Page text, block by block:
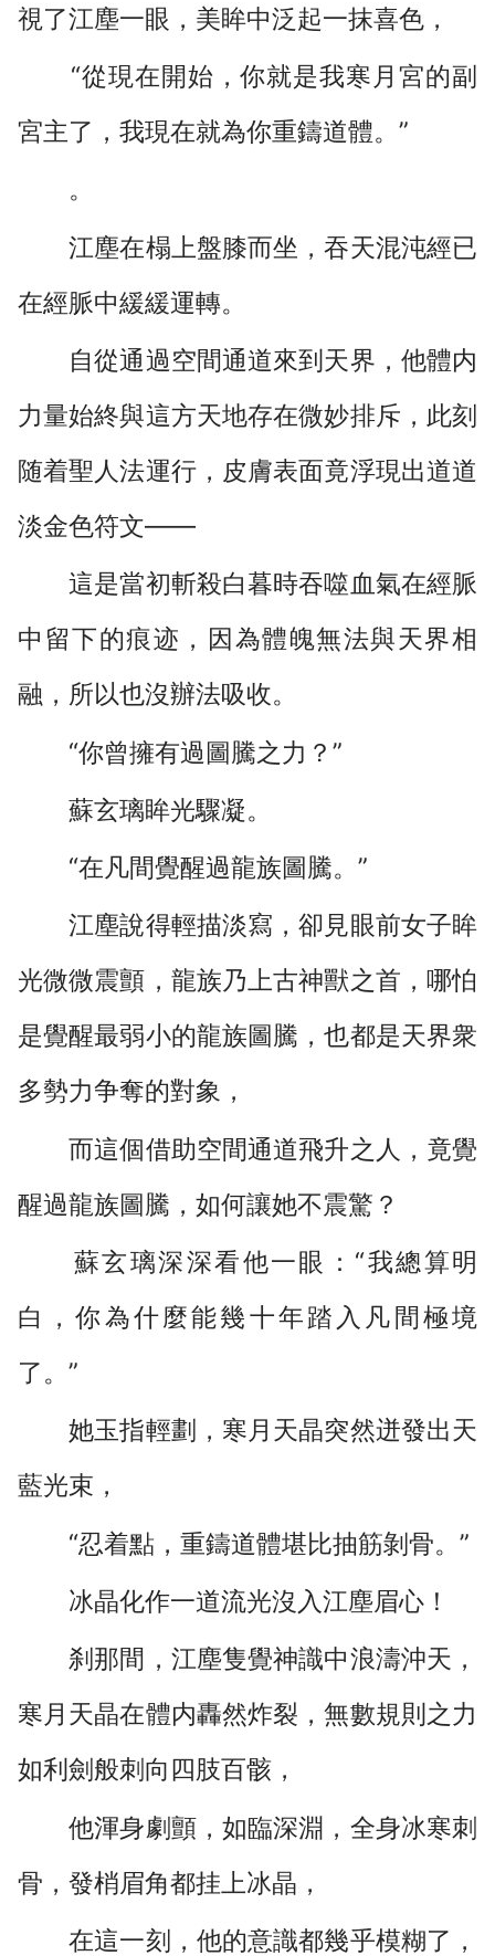
視了江塵一眼，美眸中泛起一抹喜色，
“從現在開始，你就是我寒月宮的副
宮主了，我現在就為你重鑄道體。”
。
江塵在榻上盤膝而坐，吞天混沌經已
在經脈中緩緩運轉。
自從通過空間通道來到天界，他體内
力量始終與這方天地存在微妙排斥，此刻
随着聖人法運行，皮膚表面竟浮現出道道
淡金色符文——
這是當初斬殺白暮時吞噬血氣在經脈
中留下的痕迹，因為體魄無法與天界相
融，所以也沒辦法吸收。
“你曾擁有過圖騰之力？”
蘇玄璃眸光驟凝。
“在凡間覺醒過龍族圖騰。”
江塵說得輕描淡寫，卻見眼前女子眸
光微微震顫，龍族乃上古神獸之首，哪怕
是覺醒最弱小的龍族圖騰，也都是天界衆
多勢力争奪的對象，
而這個借助空間通道飛升之人，竟覺
醒過龍族圖騰，如何讓她不震驚？
蘇玄璃深深看他一眼：“我總算明
白，你為什麼能幾十年踏入凡間極境
了。”
她玉指輕劃，寒月天晶突然迸發出天
藍光束，
“忍着點，重鑄道體堪比抽筋剝骨。”
冰晶化作一道流光沒入江塵眉心！
刹那間，江塵隻覺神識中浪濤沖天，
寒月天晶在體内轟然炸裂，無數規則之力
如利劍般刺向四肢百骸，
他渾身劇顫，如臨深淵，全身冰寒刺
骨，發梢眉角都挂上冰晶，
在這一刻，他的意識都幾乎模糊了，